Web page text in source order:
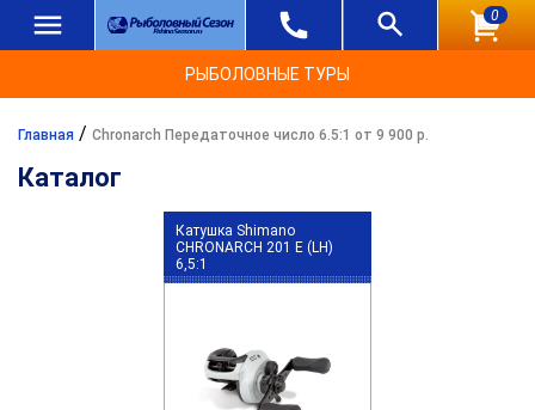
0
РЫБОЛОВНЫЕ ТУРЫ
Главная / Chronarch Передаточное число 6.5:1 от 9 900 р.
Каталог
Катушка Shimano
CHRONARCH 201 E (LH)
6,5:1